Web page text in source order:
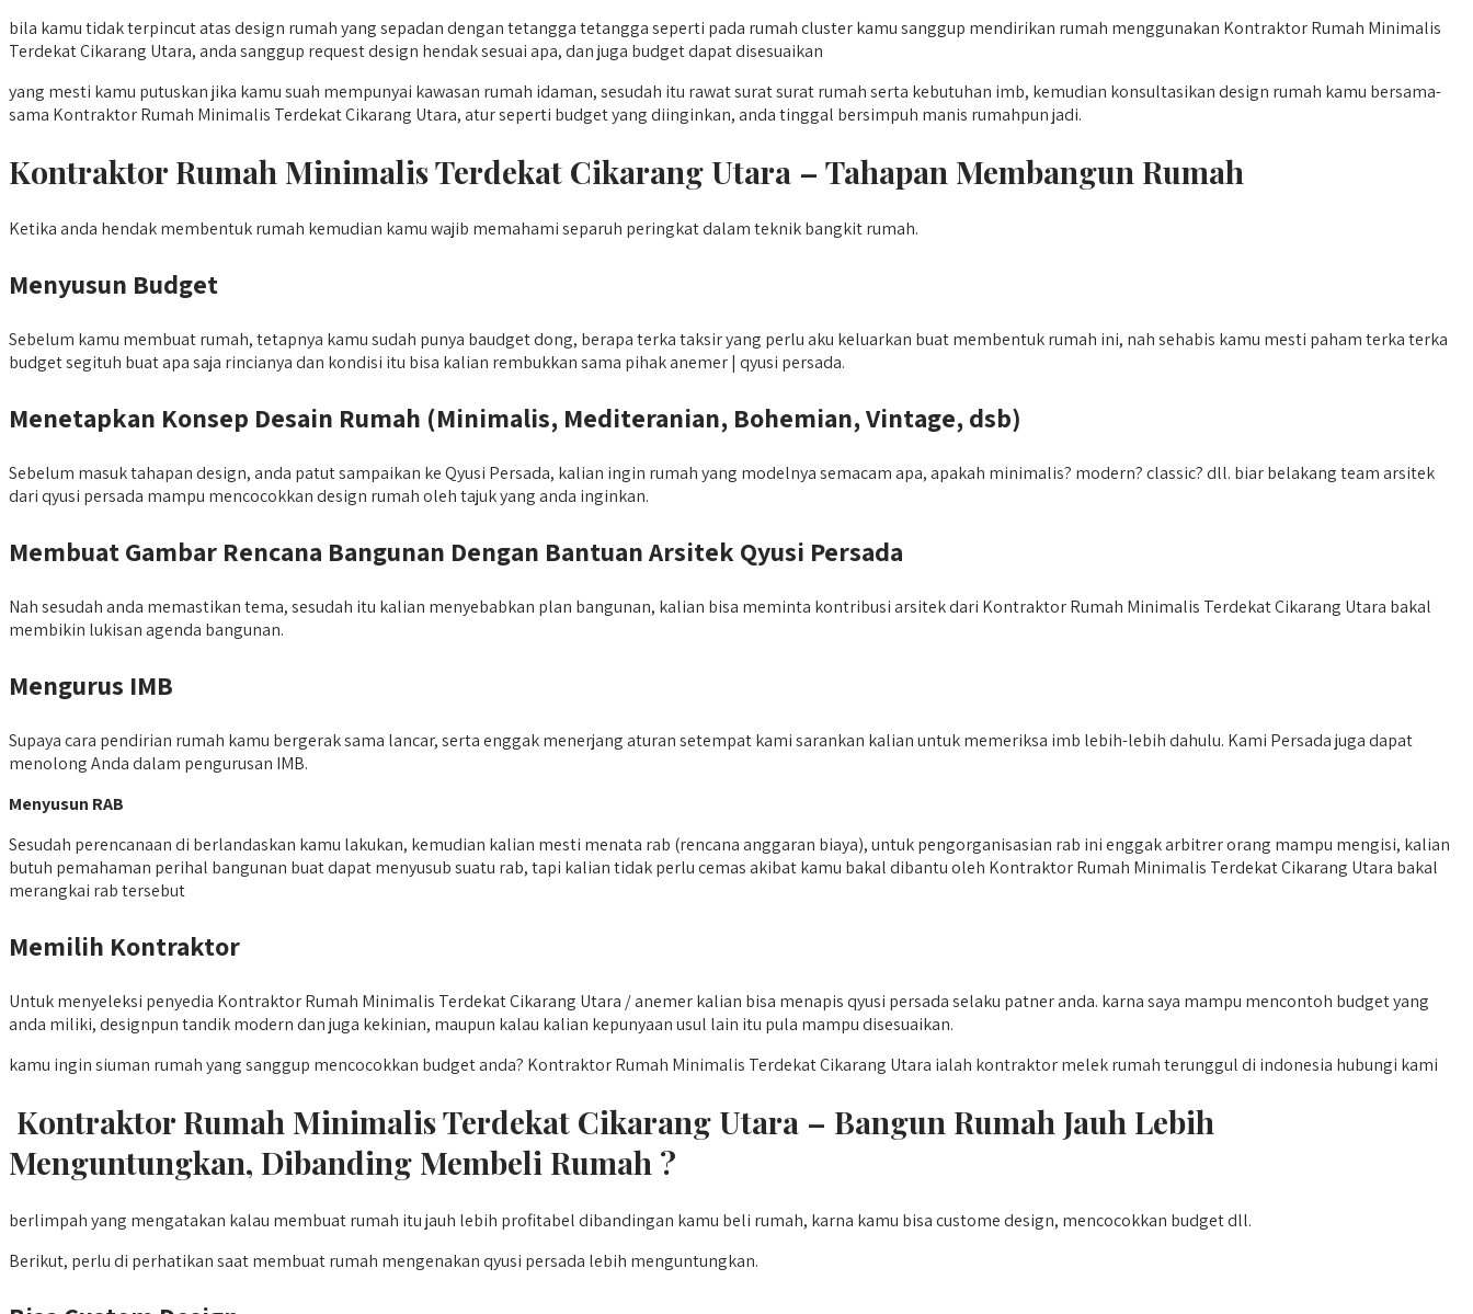
bila kamu tidak terpincut atas design rumah yang sepadan dengan tetangga tetangga seperti pada rumah cluster kamu sanggup mendirikan rumah menggunakan Kontraktor Rumah Minimalis
Terdekat Cikarang Utara, anda sanggup request design hendak sesuai apa, dan juga budget dapat disesuaikan
yang mesti kamu putuskan jika kamu suah mempunyai kawasan rumah idaman, sesudah itu rawat surat surat rumah serta kebutuhan imb, kemudian konsultasikan design rumah kamu bersama-
sama Kontraktor Rumah Minimalis Terdekat Cikarang Utara, atur seperti budget yang diinginkan, anda tinggal bersimpuh manis rumahpun jadi.
Kontraktor Rumah Minimalis Terdekat Cikarang Utara – Tahapan Membangun Rumah
Ketika anda hendak membentuk rumah kemudian kamu wajib memahami separuh peringkat dalam teknik bangkit rumah.
Menyusun Budget
Sebelum kamu membuat rumah, tetapnya kamu sudah punya baudget dong, berapa terka taksir yang perlu aku keluarkan buat membentuk rumah ini, nah sehabis kamu mesti paham terka terka
budget segituh buat apa saja rincianya dan kondisi itu bisa kalian rembukkan sama pihak anemer | qyusi persada.
Menetapkan Konsep Desain Rumah (Minimalis, Mediteranian, Bohemian, Vintage, dsb)
Sebelum masuk tahapan design, anda patut sampaikan ke Qyusi Persada, kalian ingin rumah yang modelnya semacam apa, apakah minimalis? modern? classic? dll. biar belakang team arsitek
dari qyusi persada mampu mencocokkan design rumah oleh tajuk yang anda inginkan.
Membuat Gambar Rencana Bangunan Dengan Bantuan Arsitek Qyusi Persada
Nah sesudah anda memastikan tema, sesudah itu kalian menyebabkan plan bangunan, kalian bisa meminta kontribusi arsitek dari Kontraktor Rumah Minimalis Terdekat Cikarang Utara bakal
membikin lukisan agenda bangunan.
Mengurus IMB
Supaya cara pendirian rumah kamu bergerak sama lancar, serta enggak menerjang aturan setempat kami sarankan kalian untuk memeriksa imb lebih-lebih dahulu. Kami Persada juga dapat
menolong Anda dalam pengurusan IMB.
Menyusun RAB
Sesudah perencanaan di berlandaskan kamu lakukan, kemudian kalian mesti menata rab (rencana anggaran biaya), untuk pengorganisasian rab ini enggak arbitrer orang mampu mengisi, kalian
butuh pemahaman perihal bangunan buat dapat menyusub suatu rab, tapi kalian tidak perlu cemas akibat kamu bakal dibantu oleh Kontraktor Rumah Minimalis Terdekat Cikarang Utara bakal
merangkai rab tersebut
Memilih Kontraktor
Untuk menyeleksi penyedia Kontraktor Rumah Minimalis Terdekat Cikarang Utara / anemer kalian bisa menapis qyusi persada selaku patner anda. karna saya mampu mencontoh budget yang
anda miliki, designpun tandik modern dan juga kekinian, maupun kalau kalian kepunyaan usul lain itu pula mampu disesuaikan.
kamu ingin siuman rumah yang sanggup mencocokkan budget anda? Kontraktor Rumah Minimalis Terdekat Cikarang Utara ialah kontraktor melek rumah terunggul di indonesia hubungi kami
Kontraktor Rumah Minimalis Terdekat Cikarang Utara – Bangun Rumah Jauh Lebih
Menguntungkan, Dibanding Membeli Rumah ?
berlimpah yang mengatakan kalau membuat rumah itu jauh lebih profitabel dibandingan kamu beli rumah, karna kamu bisa custome design, mencocokkan budget dll.
Berikut, perlu di perhatikan saat membuat rumah mengenakan qyusi persada lebih menguntungkan.